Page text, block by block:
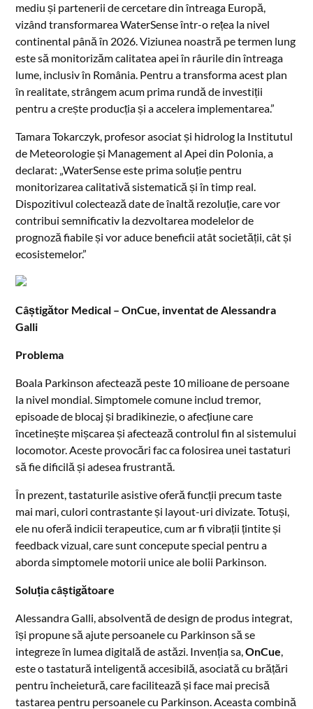
mediu și partenerii de cercetare din întreaga Europă,
vizând transformarea WaterSense într-o rețea la nivel
continental până în 2026. Viziunea noastră pe termen lung
este să monitorizăm calitatea apei în râurile din întreaga
lume, inclusiv în România. Pentru a transforma acest plan
în realitate, strângem acum prima rundă de investiții
pentru a crește producția și a accelera implementarea.”
Tamara Tokarczyk, profesor asociat și hidrolog la Institutul
de Meteorologie și Management al Apei din Polonia, a
declarat: „WaterSense este prima soluție pentru
monitorizarea calitativă sistematică și în timp real.
Dispozitivul colectează date de înaltă rezoluție, care vor
contribui semnificativ la dezvoltarea modelelor de
prognoză fiabile și vor aduce beneficii atât societății, cât și
ecosistemelor.”
Câștigător Medical – OnCue, inventat de Alessandra
Galli
Problema
Boala Parkinson afectează peste 10 milioane de persoane
la nivel mondial. Simptomele comune includ tremor,
episoade de blocaj și bradikinezie, o afecțiune care
încetinește mișcarea și afectează controlul fin al sistemului
locomotor. Aceste provocări fac ca folosirea unei tastaturi
să fie dificilă și adesea frustrantă.
În prezent, tastaturile asistive oferă funcții precum taste
mai mari, culori contrastante și layout-uri divizate. Totuși,
ele nu oferă indicii terapeutice, cum ar fi vibrații țintite și
feedback vizual, care sunt concepute special pentru a
aborda simptomele motorii unice ale bolii Parkinson.
Soluția câștigătoare
Alessandra Galli, absolventă de design de produs integrat,
își propune să ajute persoanele cu Parkinson să se
integreze în lumea digitală de astăzi. Invenția sa,OnCue,
este o tastatură inteligentă accesibilă, asociată cu brățări
pentru încheietură, care facilitează și face mai precisă
tastarea pentru persoanele cu Parkinson. Aceasta combină